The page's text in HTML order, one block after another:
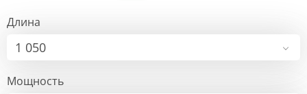
Длина
1 050
Мощность